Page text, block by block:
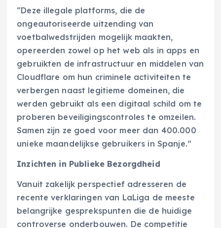
“Deze illegale platforms, die de
ongeautoriseerde uitzending van
voetbalwedstrijden mogelijk maakten,
opereerden zowel op het web als in apps en
gebruikten de infrastructuur en middelen van
Cloudflare om hun criminele activiteiten te
verbergen naast legitieme domeinen, die
werden gebruikt als een digitaal schild om te
proberen beveiligingscontroles te omzeilen.
Samen zijn ze goed voor meer dan 400.000
unieke maandelijkse gebruikers in Spanje.”
Inzichten in Publieke Bezorgdheid
Vanuit zakelijk perspectief adresseren de
recente verklaringen van LaLiga de meeste
belangrijke gesprekspunten die de huidige
controverse onderbouwen. De competitie